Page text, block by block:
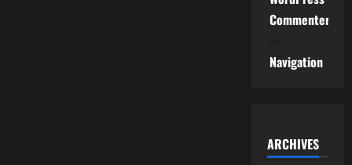
Commenter
Navigation
ARCHIVES